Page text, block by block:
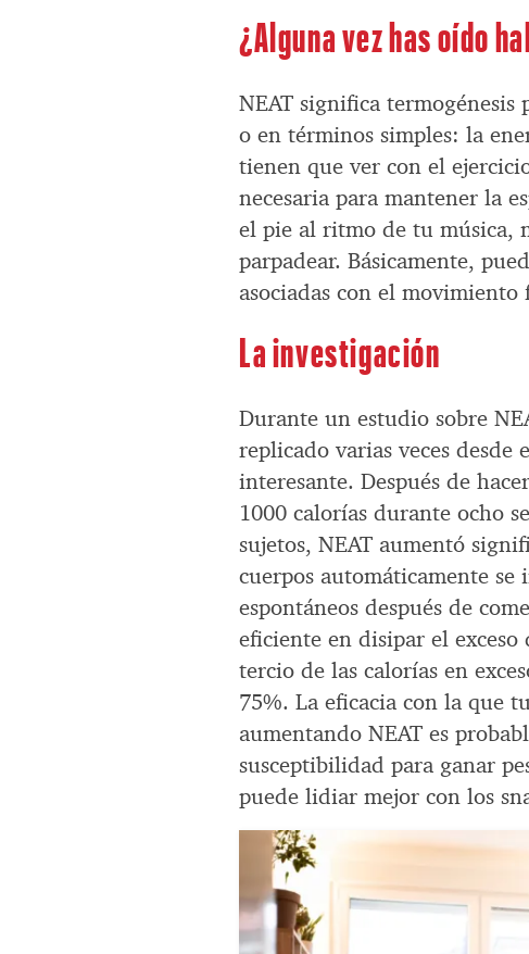
¿Alguna vez has oído
NEAT significa
o en términos simples: la
tienen que ver con el
necesaria para mantener la
el pie al ritmo de tu música,
parpadear. Básicamente,
asociadas con el
La investigación
Durante un estudio sobre
replicado varias veces
interesante. Después de
1000 calorías durante ocho
sujetos, NEAT aumentó
cuerpos automáticamente
espontáneos después de
eficiente en disipar el
tercio de las calorías en
75%. La eficacia con la que
aumentando NEAT es
susceptibilidad para ganar
puede lidiar mejor con los